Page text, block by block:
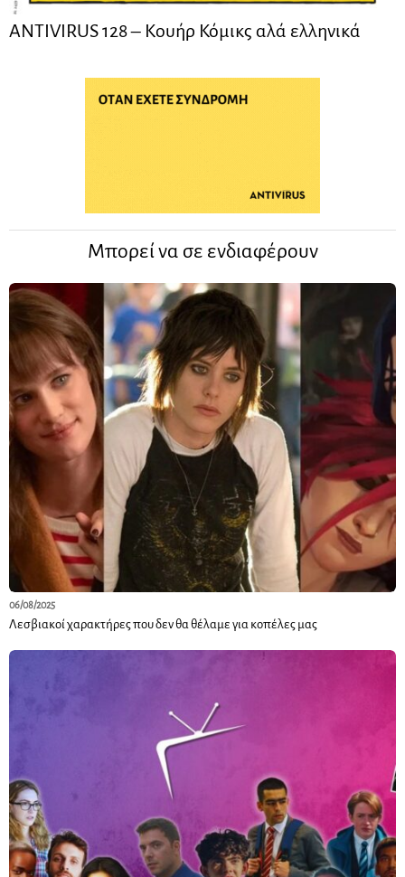
ANTIVIRUS 128 – Kουήρ Κόμικς αλά ελληνικά
Μπορεί να σε ενδιαφέρουν
06/08/2025
Λεσβιακοί χαρακτήρες που δεν θα θέλαμε για κοπέλες μας